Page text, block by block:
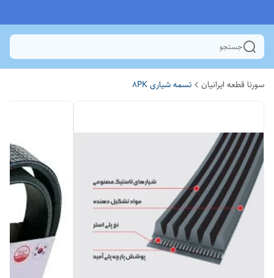
جستجو
سورنا قطعه ایرانیان تسمه شیاری 8PK